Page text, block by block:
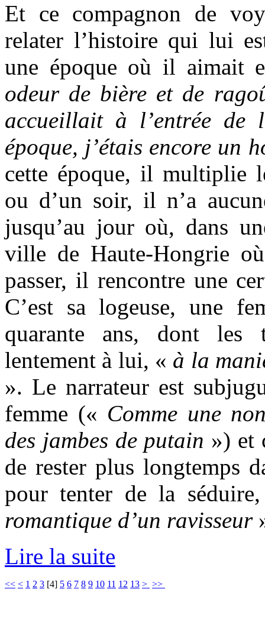
Et ce compagnon de
relater l’histoire qui lui
une époque où il aimait
odeur de bière et de
accueillait à l’entrée de
époque, j’étais encore un
cette époque, il multiplie
ou d’un soir, il n’a
jusqu’au jour où, dans
ville de Haute-Hongrie
passer, il rencontre une
C’est sa logeuse, une
quarante ans, dont les
lentement à lui, « à la
». Le narrateur est
femme (« Comme une
des jambes de putain ») et
de rester plus longtemps
pour tenter de la
romantique d’un ravisseur
Lire la suite
<< < 1 2 3 [4] 5 6 7 8 9 10 11 12 13 > >>